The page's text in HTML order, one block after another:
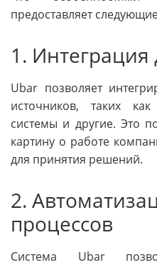
предоставляет
1.
Ubar позволяет
источников, таких
системы и другие. Это
картину о работе
для принятия решений.
2.
процессов
Система Ubar